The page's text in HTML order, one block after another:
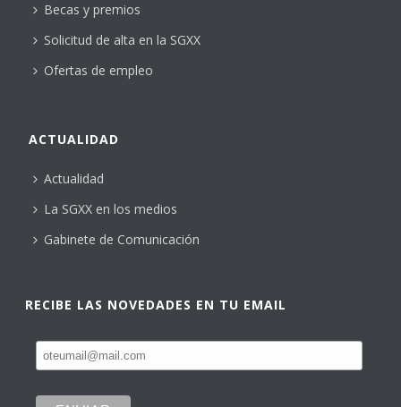
Becas y premios
Solicitud de alta en la SGXX
Ofertas de empleo
ACTUALIDAD
Actualidad
La SGXX en los medios
Gabinete de Comunicación
RECIBE LAS NOVEDADES EN TU EMAIL